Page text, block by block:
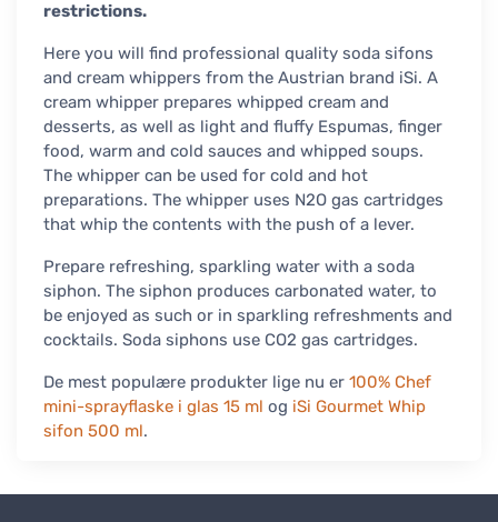
restrictions.
Here you will find professional quality soda sifons
and cream whippers from the Austrian brand iSi. A
cream whipper prepares whipped cream and
desserts, as well as light and fluffy Espumas, finger
food, warm and cold sauces and whipped soups.
The whipper can be used for cold and hot
preparations. The whipper uses N2O gas cartridges
that whip the contents with the push of a lever.
Prepare refreshing, sparkling water with a soda
siphon. The siphon produces carbonated water, to
be enjoyed as such or in sparkling refreshments and
cocktails. Soda siphons use CO2 gas cartridges.
De mest populære produkter lige nu er 100% Chef
mini-sprayflaske i glas 15 ml og iSi Gourmet Whip
sifon 500 ml.